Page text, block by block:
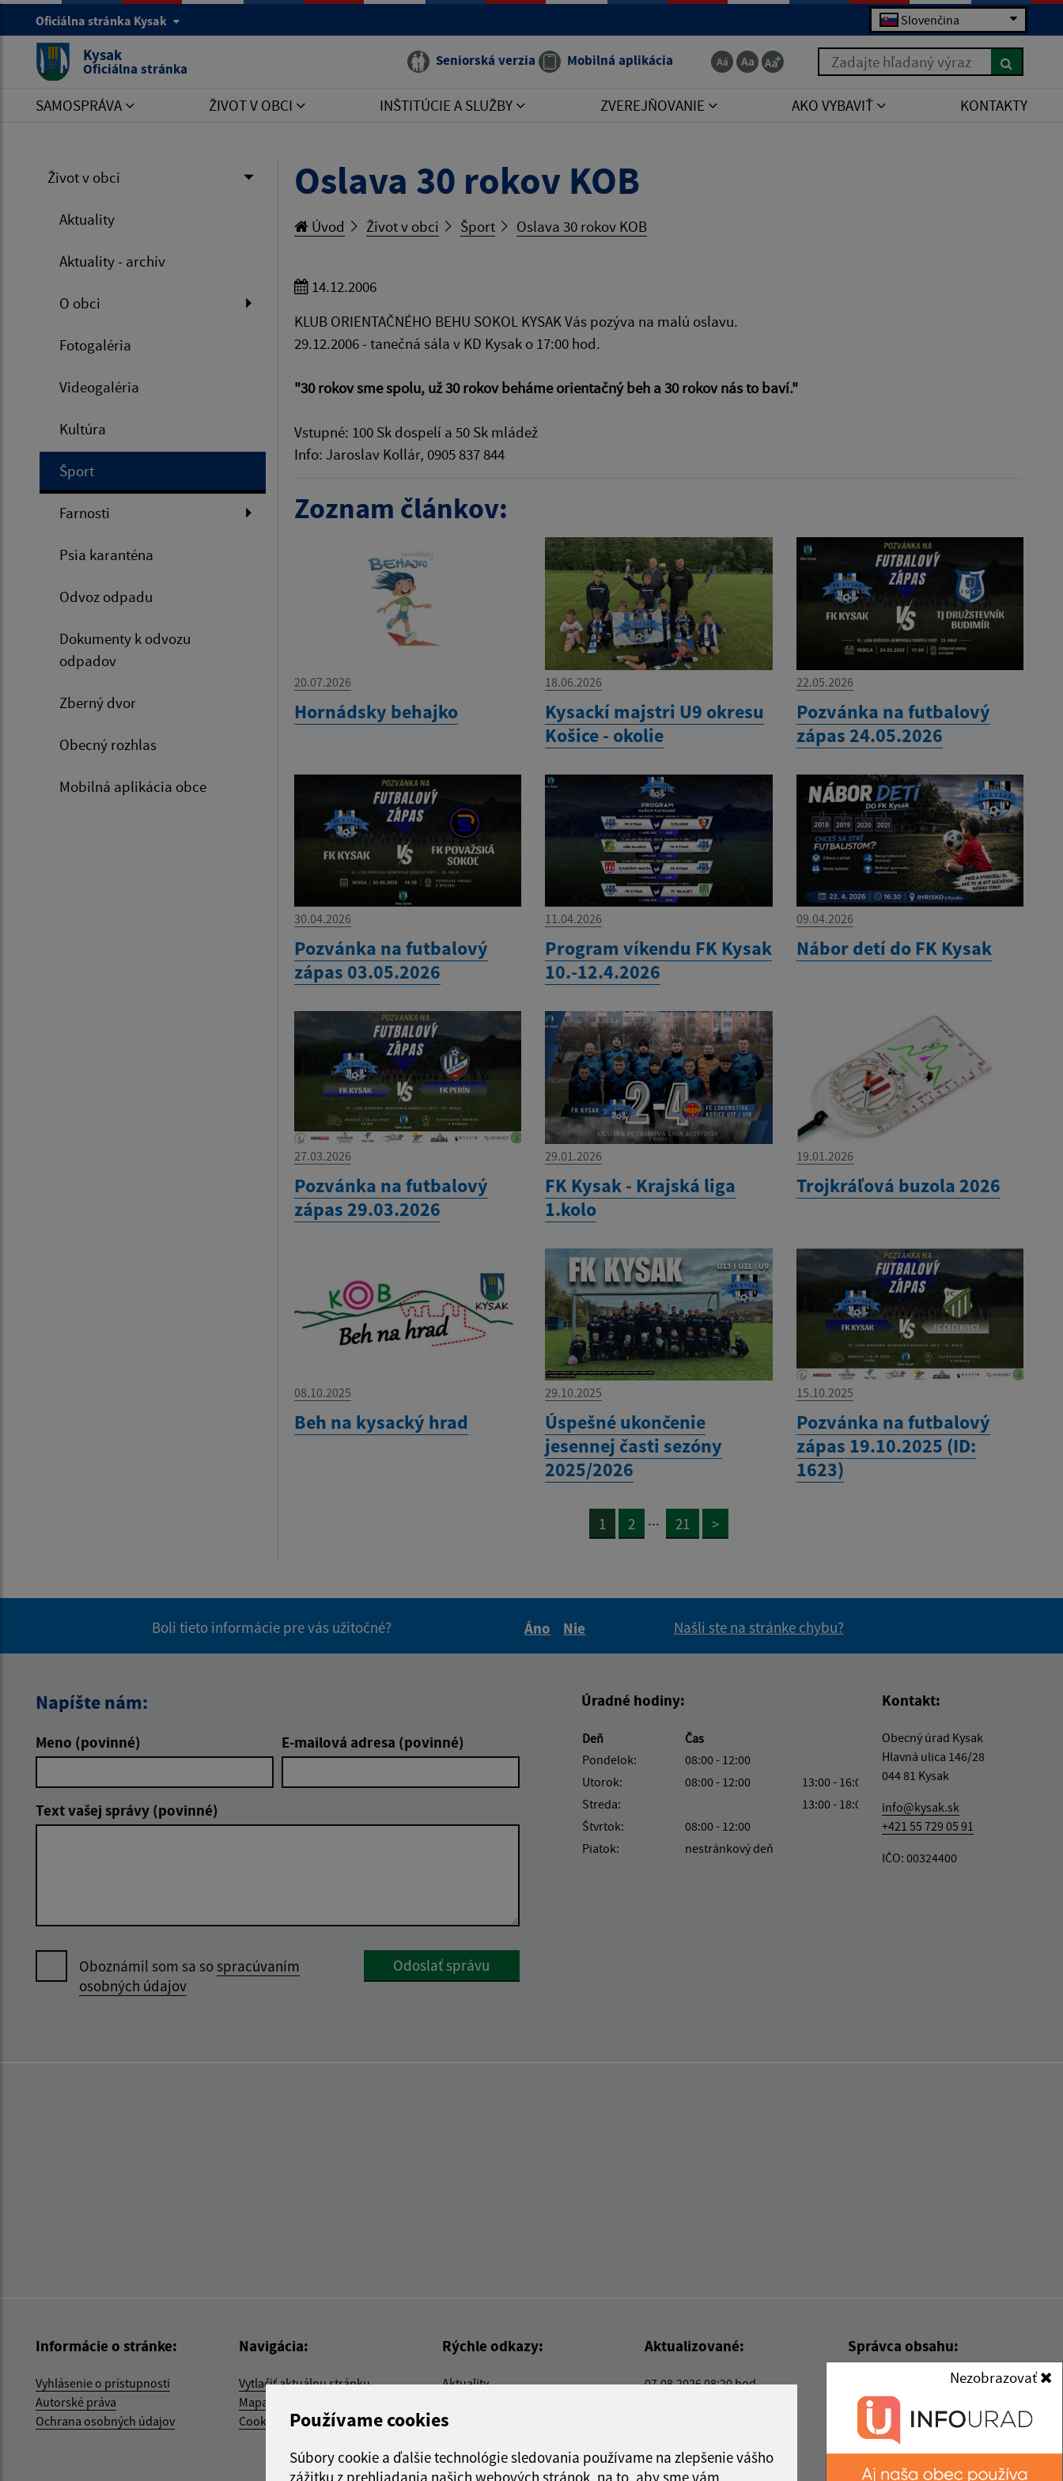
Používame cookies
Súbory cookie a ďalšie technológie sledovania používame na zlepšenie vášho
zážitku z prehliadania našich webových stránok, na to, aby sme vám
Nezobrazovať
Oficiálna stránka Kysak Slovenčina
Kysak
Oficiálna stránka Seniorská verzia Mobilná aplikácia Zadajte hľadaný výraz
SAMOSPRÁVA ŽIVOT V OBCI INŠTITÚCIE A SLUŽBY ZVEREJŇOVANIE AKO VYBAVIŤ KONTAKTY
Život v obci
Aktuality
Aktuality - archív
O obci
Fotogaléria
Videogaléria
Kultúra
Šport
Farnosti
Psia karanténa
Odvoz odpadu
Dokumenty k odvozu
odpadov
Zberný dvor
Obecný rozhlas
Mobilná aplikácia obce
Oslava 30 rokov KOB
Úvod Život v obci Šport Oslava 30 rokov KOB
14.12.2006
KLUB ORIENTAČNÉHO BEHU SOKOL KYSAK Vás pozýva na malú oslavu.
29.12.2006 - tanečná sála v KD Kysak o 17:00 hod.
"30 rokov sme spolu, už 30 rokov beháme orientačný beh a 30 rokov nás to baví."
Vstupné: 100 Sk dospelí a 50 Sk mládež
Info: Jaroslav Kollár, 0905 837 844
Zoznam článkov:
20.07.2026
Hornádsky behajko
18.06.2026
Kysackí majstri U9 okresu
Košice - okolie
22.05.2026
Pozvánka na futbalový
zápas 24.05.2026
30.04.2026
Pozvánka na futbalový
zápas 03.05.2026
11.04.2026
Program víkendu FK Kysak
10.-12.4.2026
09.04.2026
Nábor detí do FK Kysak
27.03.2026
Pozvánka na futbalový
zápas 29.03.2026
29.01.2026
FK Kysak - Krajská liga
1.kolo
19.01.2026
Trojkráľová buzola 2026
08.10.2025
Beh na kysacký hrad
29.10.2025
Úspešné ukončenie
jesennej časti sezóny
2025/2026
15.10.2025
Pozvánka na futbalový
zápas 19.10.2025 (ID:
1623)
1 2 ... 21 >
Boli tieto informácie pre vás užitočné?
Áno
Nie
Našli ste na stránke chybu?
Napíšte nám:
Meno (povinné) E-mailová adresa (povinné)
Text vašej správy (povinné)
Oboznámil som sa sospracúvaním
osobných údajov
Google reCaptcha Response
Odoslať správu
Úradné hodiny:
Deň
Čas
Pondelok:
08:00 - 12:00
Utorok:
08:00 - 12:00
13:00 - 16:00
Streda:
13:00 - 18:00
Štvrtok:
08:00 - 12:00
Piatok:
nestránkový deň
Kontakt:
Obecný úrad Kysak
Hlavná ulica 146/28
044 81 Kysak
info@kysak.sk
+421 55 729 05 91
IČO: 00324400
Informácie o stránke:
Vyhlásenie o prístupnosti
Autorské práva
Ochrana osobných údajov
Navigácia:
Vytlačiť aktuálnu stránku
Mapa stránok
Cookies
Rýchle odkazy:
Aktuality
E-služby
Triedenie odpadu
Aktualizované:
07.08.2026 08:20 hod.
Správca obsahu:
Správca obsahu je Obec Kysak.
Vytvorené v súlade s
dizajn manuálom elektronických
služieb.